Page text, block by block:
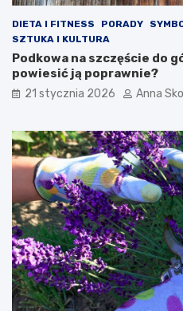
DIETA I FITNESS PORADY
SZTUKA I KULTURA
Podkowa na szczęście do
powiesić ją poprawnie?
21 stycznia 2026 Anna